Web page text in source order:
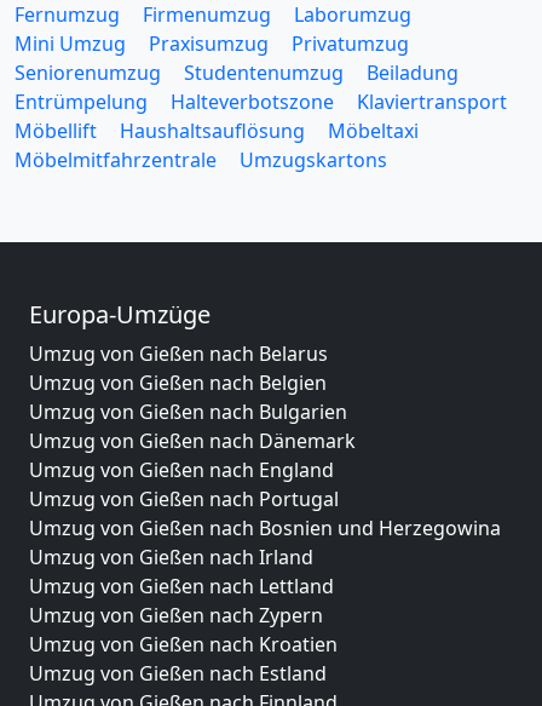
Fernumzug
Firmenumzug
Laborumzug
Mini Umzug
Praxisumzug
Privatumzug
Seniorenumzug
Studentenumzug
Beiladung
Entrümpelung
Halteverbotszone
Klaviertransport
Möbellift
Haushaltsauflösung
Möbeltaxi
Möbelmitfahrzentrale
Umzugskartons
Europa-Umzüge
Umzug von Gießen nach Belarus
Umzug von Gießen nach Belgien
Umzug von Gießen nach Bulgarien
Umzug von Gießen nach Dänemark
Umzug von Gießen nach England
Umzug von Gießen nach Portugal
Umzug von Gießen nach Bosnien und Herzegowina
Umzug von Gießen nach Irland
Umzug von Gießen nach Lettland
Umzug von Gießen nach Zypern
Umzug von Gießen nach Kroatien
Umzug von Gießen nach Estland